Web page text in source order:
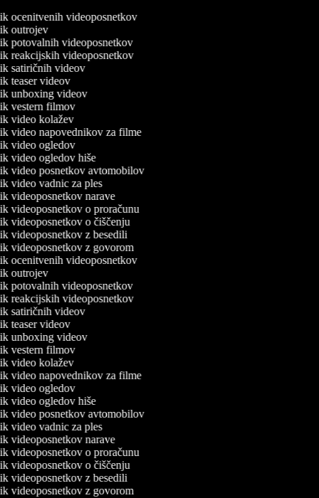
ocenitvenih videoposnetkov
outrojev
potovalnih videoposnetkov
reakcijskih videoposnetkov
satiričnih videov
teaser videov
unboxing videov
vestern filmov
video kolažev
video napovednikov za filme
video ogledov
video ogledov hiše
video posnetkov avtomobilov
video vadnic za ples
videoposnetkov narave
videoposnetkov o proračunu
videoposnetkov o čiščenju
videoposnetkov z besedili
videoposnetkov z govorom
ocenitvenih videoposnetkov
outrojev
potovalnih videoposnetkov
reakcijskih videoposnetkov
satiričnih videov
teaser videov
unboxing videov
vestern filmov
video kolažev
video napovednikov za filme
video ogledov
video ogledov hiše
video posnetkov avtomobilov
video vadnic za ples
videoposnetkov narave
videoposnetkov o proračunu
videoposnetkov o čiščenju
videoposnetkov z besedili
videoposnetkov z govorom